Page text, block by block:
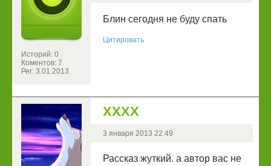
Историй: 0
Коментов: 7
Рег: 3.01.2013
Блин сегодня не буду спать
Цитировать
ХХХХ
3 января 2013 22:49
Рассказ жуткий. а автор вас не